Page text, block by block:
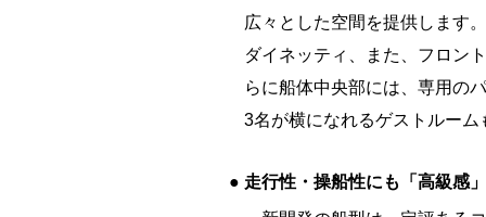
広々とした空間を提供します
ダイネッティ、また、フロン
らに船体中央部には、専用の
3名が横になれるゲストルーム
● 走行性・操船性にも「高級感